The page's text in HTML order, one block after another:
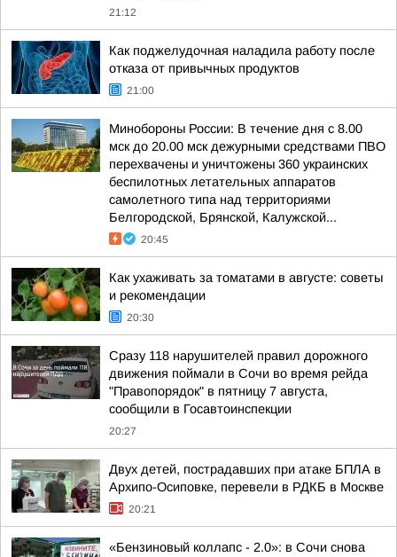
21:12
Как поджелудочная наладила работу после
отказа от привычных продуктов
21:00
Минобороны России: В течение дня с 8.00
мск до 20.00 мск дежурными средствами ПВО
перехвачены и уничтожены 360 украинских
беспилотных летательных аппаратов
самолетного типа над территориями
Белгородской, Брянской, Калужской...
20:45
Как ухаживать за томатами в августе: советы
и рекомендации
20:30
Сразу 118 нарушителей правил дорожного
движения поймали в Сочи во время рейда
"Правопорядок" в пятницу 7 августа,
сообщили в Госавтоинспекции
20:27
Двух детей, пострадавших при атаке БПЛА в
Архипо-Осиповке, перевели в РДКБ в Москве
20:21
«Бензиновый коллапс - 2.0»: в Сочи снова